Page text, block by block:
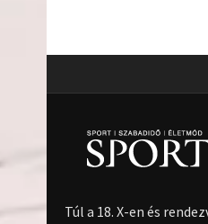
Túl a 18. X-en és